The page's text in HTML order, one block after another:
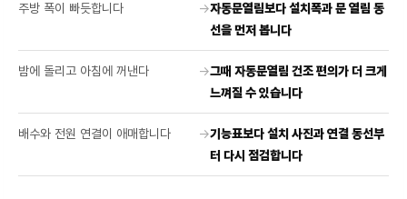
주방 폭이 빠듯합니다 →자동문열림보다 설치폭과 문 열림 동
선을 먼저 봅니다
밤에 돌리고 아침에 꺼낸다 →그때 자동문열림 건조 편의가 더 크게
느껴질 수 있습니다
배수와 전원 연결이 애매합니다 →기능표보다 설치 사진과 연결 동선부
터 다시 점검합니다